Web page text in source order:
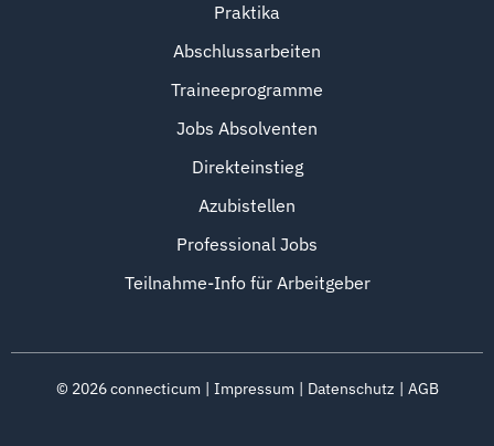
Praktika
Abschlussarbeiten
Traineeprogramme
Jobs Absolventen
Direkteinstieg
Azubistellen
Professional Jobs
Teilnahme-Info für Arbeitgeber
© 2026connecticum Impressum Datenschutz AGB